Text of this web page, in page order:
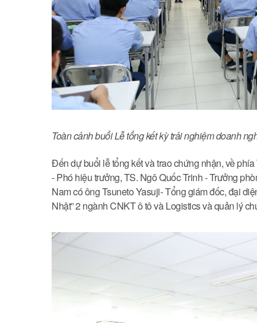
Toàn cảnh buổi Lễ tổng kết kỳ trải nghiệm doanh
Đến dự buổi lễ tổng kết và trao chứng nhận, về
- Phó hiệu trưởng, TS. Ngô Quốc Trinh - Trưởng
Nam có ông Tsuneto Yasuji- Tổng giám đốc, đại
Nhật” 2 ngành CNKT ô tô và Logistics và quản lý